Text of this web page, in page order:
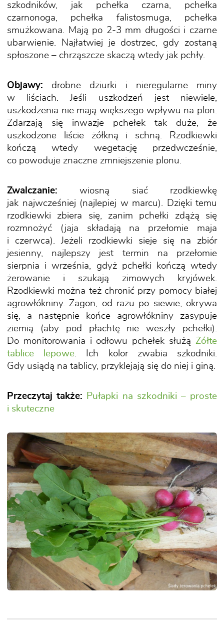
szkodników, jak pchełka czarna, pchełka
czarnonoga, pchełka falistosmuga, pchełka
smużkowana. Mają po 2-3 mm długości i czarne
ubarwienie. Najłatwiej je dostrzec, gdy zostaną
spłoszone – chrząszcze skaczą wtedy jak pchły.
Objawy: drobne dziurki i nieregularne miny
w liściach. Jeśli uszkodzeń jest niewiele,
uszkodzenia nie mają większego wpływu na plon.
Zdarzają się inwazje pchełek tak duże, że
uszkodzone liście żółkną i schną. Rzodkiewki
kończą wtedy wegetację przedwcześnie,
co powoduje znaczne zmniejszenie plonu.
Zwalczanie: wiosną siać rzodkiewkę
jak najwcześniej (najlepiej w marcu). Dzięki temu
rzodkiewki zbiera się, zanim pchełki zdążą się
rozmnożyć (jaja składają na przełomie maja
i czerwca). Jeżeli rzodkiewki sieje się na zbiór
jesienny, najlepszy jest termin na przełomie
sierpnia i września, gdyż pchełki kończą wtedy
żerowanie i szukają zimowych kryjówek.
Rzodkiewki można też chronić przy pomocy białej
agrowłókniny. Zagon, od razu po siewie, okrywa
się, a następnie końce agrowłókniny zasypuje
ziemią (aby pod płachtę nie weszły pchełki).
Do monitorowania i odłowu pchełek służą Żółte
tablice lepowe. Ich kolor zwabia szkodniki.
Gdy usiądą na tablicy, przyklejają się do niej i giną.
Przeczytaj także:
Pułapki na szkodniki – proste
i skuteczne